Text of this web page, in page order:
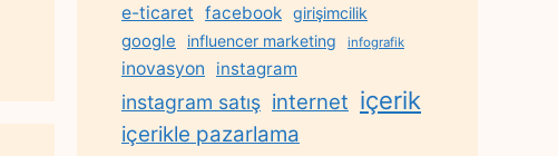
e-ticaret facebook girişimcilik
google influencer marketing infografik
inovasyon instagram
instagram satış internet içerik
içerikle pazarlama